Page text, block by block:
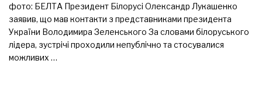
фото: БЕЛТА Президент Білорусі Олександр Лукашенко
заявив, що мав контакти з представниками президента
України Володимира Зеленського За словами білоруського
лідера, зустрічі проходили непублічно та стосувалися
можливих …